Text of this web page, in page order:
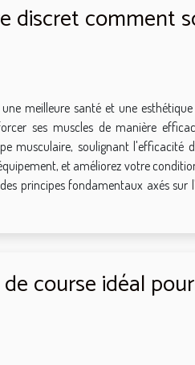
discret comment
meilleure santé et une
ses muscles de manière
musculaire, soulignant l'efficacité
et améliorez votre
principes fondamentaux axés
course idéal